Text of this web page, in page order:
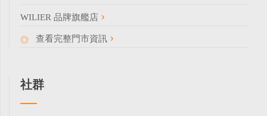
WILIER 品牌旗艦店
查看完整門市資訊
社群